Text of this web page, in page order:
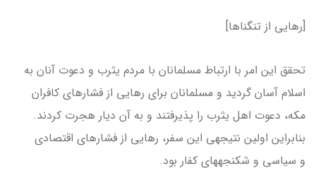
[رهایی از تنگناها]
تحقق این امر با ارتباط مسلمانان با مردم یثرب و دعوت آنان به
اسلام آسان گردید و مسلمانان برای رهایی از فشارهای کافران
مکه، دعوت اهل یثرب را پذیرفتند و به آن دیار هجرت کردند.
بنابراین اولین نتیجه­ی این سفر، رهایی از فشارهای اقتصادی
و سیاسی و شکنجه­های کفار بود.